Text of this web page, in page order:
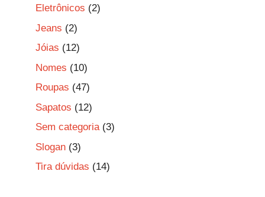
Eletrônicos (2)
Jeans (2)
Jóias (12)
Nomes (10)
Roupas (47)
Sapatos (12)
Sem categoria(3)
Slogan (3)
Tira dúvidas (14)